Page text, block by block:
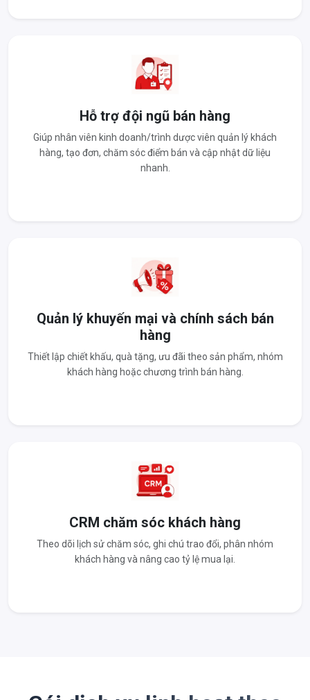
Hỗ trợ đội ngũ bán hàng
Giúp nhân viên kinh doanh/trình dược viên quản lý khách
hàng, tạo đơn, chăm sóc điểm bán và cập nhật dữ liệu
nhanh.
Quản lý khuyến mại và chính sách bán
hàng
Thiết lập chiết khấu, quà tặng, ưu đãi theo sản phẩm, nhóm
khách hàng hoặc chương trình bán hàng.
CRM chăm sóc khách hàng
Theo dõi lịch sử chăm sóc, ghi chú trao đổi, phân nhóm
khách hàng và nâng cao tỷ lệ mua lại.